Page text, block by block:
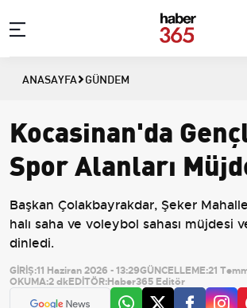
ANASAYFA GÜNDEM
Kocasinan'da
Spor Alanları
Başkan Çolakbayrakdar, Şeker
halı saha ve voleybol sahası müjdesi
dinledi.
GİRİŞ:11 Haziran 2026 - 13:29GÜNCELLEME:21
OKUMA:2 dkEDİTÖR:Haber365 Editör